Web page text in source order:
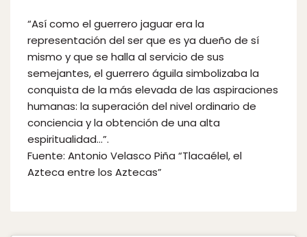
“Así como el guerrero jaguar era la
representación del ser que es ya dueño de sí
mismo y que se halla al servicio de sus
semejantes, el guerrero águila simbolizaba la
conquista de la más elevada de las aspiraciones
humanas: la superación del nivel ordinario de
conciencia y la obtención de una alta
espiritualidad…”.
Fuente: Antonio Velasco Piña “Tlacaélel, el
Azteca entre los Aztecas”